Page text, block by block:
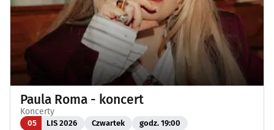
Paula Roma - koncert
Koncerty
05 LIS 2026 Czwartek godz. 19:00